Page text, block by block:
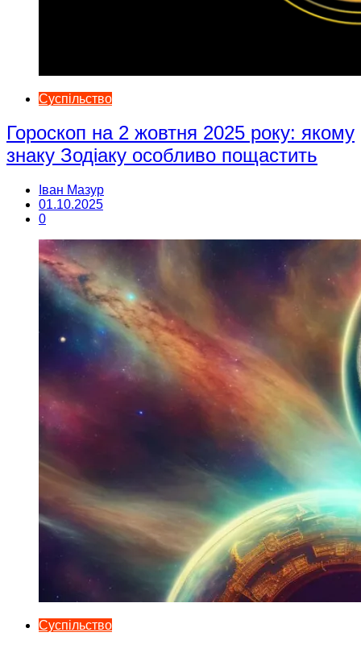
Суспільство
Гороскоп на 2 жовтня 2025 року: якому
знаку Зодіаку особливо пощастить
Іван Мазур
01.10.2025
0
Суспільство